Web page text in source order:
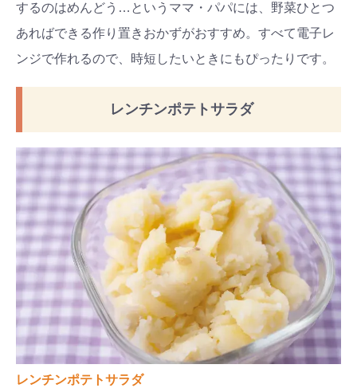
するのはめんどう…というママ・パパには、野菜ひとつ
あればできる作り置きおかずがおすすめ。すべて電子レ
ンジで作れるので、時短したいときにもぴったりです。
レンチンポテトサラダ
レンチンポテトサラダ